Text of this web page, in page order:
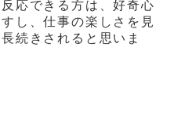
応できる方は、好奇心
し、仕事の楽しさを見
続きされると思いま